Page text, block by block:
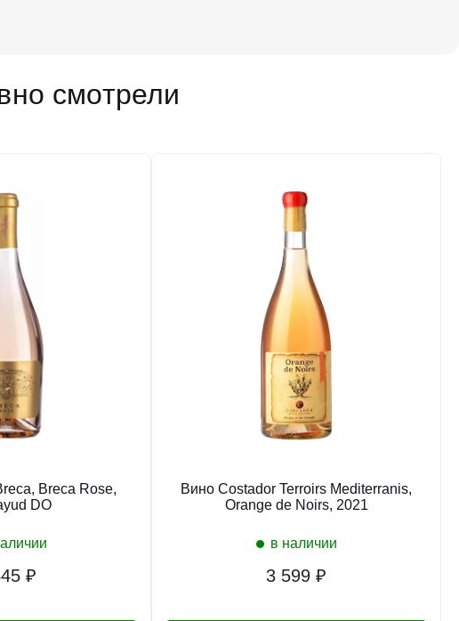
смотрели
₽
Breca Rose,
DO
3 599 ₽
Вино Costador Terroirs Mediterranis,
Orange de Noirs, 2021
в наличии